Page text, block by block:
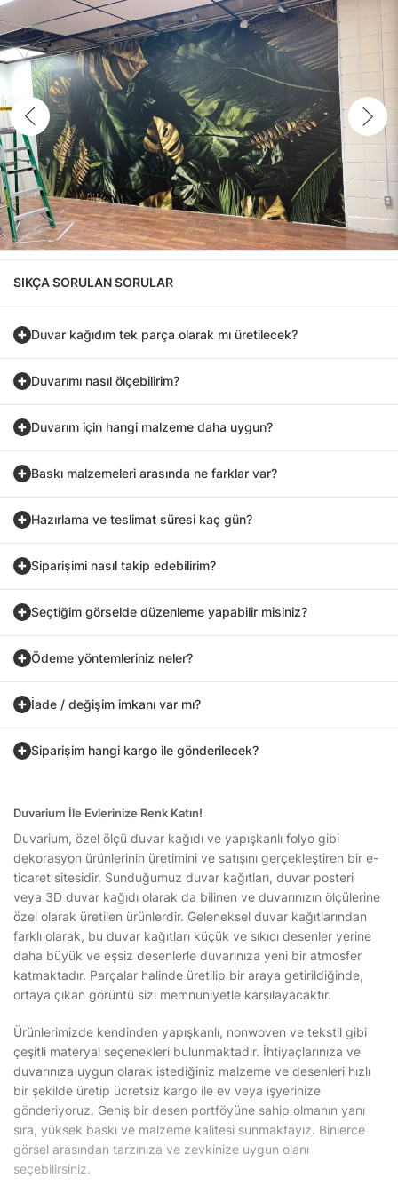
SIKÇA SORULAN SORULAR
Duvar kağıdım tek parça olarak mı üretilecek?
Duvarımı nasıl ölçebilirim?
Duvarım için hangi malzeme daha uygun?
Baskı malzemeleri arasında ne farklar var?
Hazırlama ve teslimat süresi kaç gün?
Siparişimi nasıl takip edebilirim?
Seçtiğim görselde düzenleme yapabilir misiniz?
Ödeme yöntemleriniz neler?
İade / değişim imkanı var mı?
Siparişim hangi kargo ile gönderilecek?
Duvarium İle Evlerinize Renk Katın!
Duvarium, özel ölçü duvar kağıdı ve yapışkanlı folyo gibi
dekorasyon ürünlerinin üretimini ve satışını gerçekleştiren bir e-
ticaret sitesidir. Sunduğumuz duvar kağıtları, duvar posteri
veya 3D duvar kağıdı olarak da bilinen ve duvarınızın ölçülerine
özel olarak üretilen ürünlerdir. Geleneksel duvar kağıtlarından
farklı olarak, bu duvar kağıtları küçük ve sıkıcı desenler yerine
daha büyük ve eşsiz desenlerle duvarınıza yeni bir atmosfer
katmaktadır. Parçalar halinde üretilip bir araya getirildiğinde,
ortaya çıkan görüntü sizi memnuniyetle karşılayacaktır.
Ürünlerimizde kendinden yapışkanlı, nonwoven ve tekstil gibi
çeşitli materyal seçenekleri bulunmaktadır. İhtiyaçlarınıza ve
duvarınıza uygun olarak istediğiniz malzeme ve desenleri hızlı
bir şekilde üretip ücretsiz kargo ile ev veya işyerinize
gönderiyoruz. Geniş bir desen portföyüne sahip olmanın yanı
sıra, yüksek baskı ve malzeme kalitesi sunmaktayız. Binlerce
görsel arasından tarzınıza ve zevkinize uygun olanı
seçebilirsiniz.